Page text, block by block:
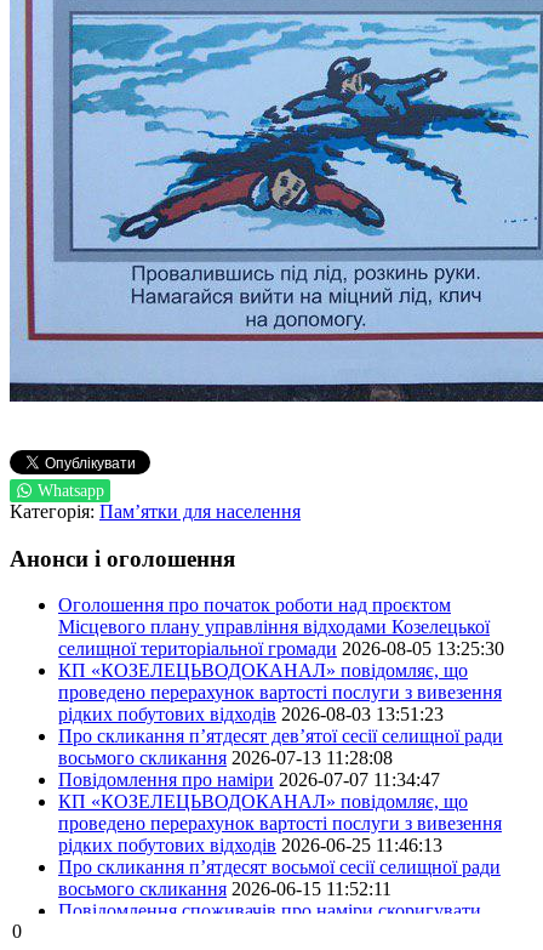
0
Whatsapp
Категорія: Пам’ятки для населення
Анонси і оголошення
Оголошення про початок роботи над проєктом
Місцевого плану управління відходами Козелецької
селищної територіальної громади 2026-08-05 13:25:30
КП «КОЗЕЛЕЦЬВОДОКАНАЛ» повідомляє, що
проведено перерахунок вартості послуги з вивезення
рідких побутових відходів 2026-08-03 13:51:23
Про скликання п’ятдесят дев’ятої сесії селищної ради
восьмого скликання 2026-07-13 11:28:08
Повідомлення про наміри 2026-07-07 11:34:47
КП «КОЗЕЛЕЦЬВОДОКАНАЛ» повідомляє, що
проведено перерахунок вартості послуги з вивезення
рідких побутових відходів 2026-06-25 11:46:13
Про скликання п’ятдесят восьмої сесії селищної ради
восьмого скликання 2026-06-15 11:52:11
Повідомлення споживачів про наміри скоригувати